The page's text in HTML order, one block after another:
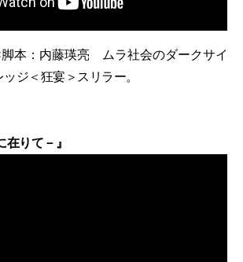
本：内藤瑛亮 ムラ社会のダークサイ
ジ＜狂宴＞スリラー。
在りて－』